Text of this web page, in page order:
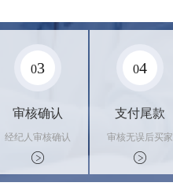
03
审核确认
经纪人审核确认
商标状态
04
支付尾款
审核无误后买家
支付尾款，卖家
办理相关手续